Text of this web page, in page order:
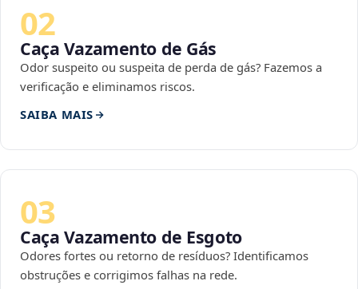
02
Caça Vazamento de Gás
Odor suspeito ou suspeita de perda de gás? Fazemos a
verificação e eliminamos riscos.
SAIBA MAIS
03
Caça Vazamento de Esgoto
Odores fortes ou retorno de resíduos? Identificamos
obstruções e corrigimos falhas na rede.